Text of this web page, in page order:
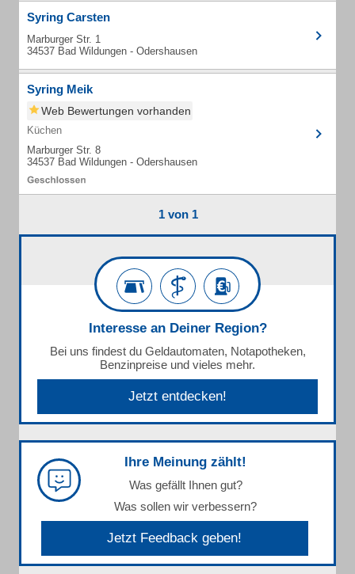
Syring Carsten
Marburger Str. 1
34537 Bad Wildungen - Odershausen
Syring Meik
Web Bewertungen vorhanden
Küchen
Marburger Str. 8
34537 Bad Wildungen - Odershausen
1 von 1
Interesse an Deiner Region?
Bei uns findest du Geldautomaten, Notapotheken,
Benzinpreise und vieles mehr.
Jetzt entdecken!
Ihre Meinung zählt!
Was gefällt Ihnen gut?
Was sollen wir verbessern?
Jetzt Feedback geben!